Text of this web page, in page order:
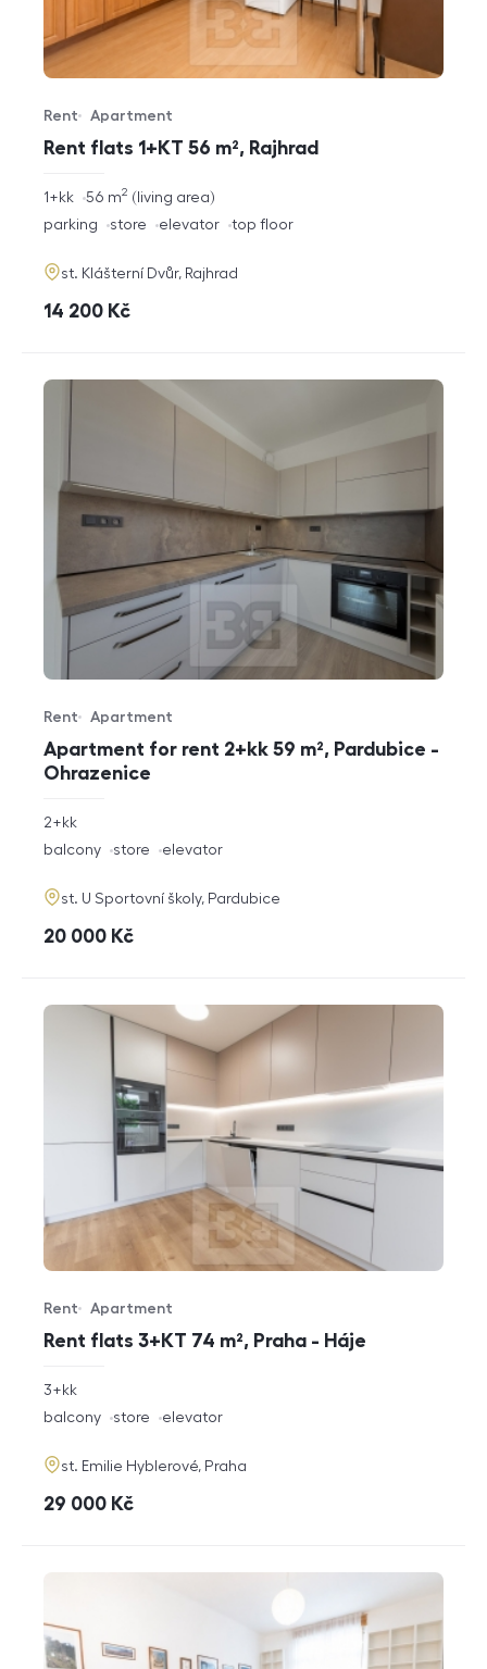
Rent flats 1+KT 56 m², Rajhrad
Offer type
Rent
Property type
Apartment
rozměry
disposition
1+kk living area
56 m2
funkce
parking store elevator top floor
adresa
st. Klášterní Dvůr, Rajhrad
cena
14 200 Kč
Apartment for rent 2+kk 59 m², Pardubice -
Ohrazenice
Offer type
Rent
Property type
Apartment
rozměry
disposition
2+kk
funkce
balcony store elevator
adresa
st. U Sportovní školy, Pardubice
cena
20 000 Kč
Rent flats 3+KT 74 m², Praha - Háje
Offer type
Rent
Property type
Apartment
rozměry
3+kk
funkce
balcony store elevator
adresa
st. Emilie Hyblerové, Praha
cena
29 000 Kč